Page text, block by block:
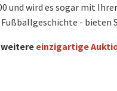
und wird es sogar mit
Fußballgeschichte - bieten
weitere einzigartige